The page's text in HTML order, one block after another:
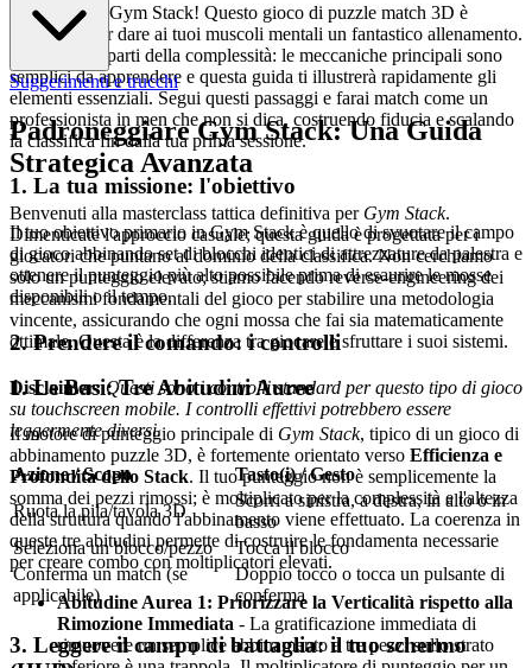
Benvenuto a Gym Stack! Questo gioco di puzzle match 3D è
progettato per dare ai tuoi muscoli mentali un fantastico allenamento.
Non preoccuparti della complessità: le meccaniche principali sono
semplici da apprendere e questa guida ti illustrerà rapidamente gli
elementi essenziali. Segui questi passaggi e farai match come un
professionista in men che non si dica, costruendo fiducia e scalando
la classifica fin dalla tua prima sessione.
1. La tua missione: l'obiettivo
Il tuo obiettivo primario in Gym Stack è quello di svuotare il campo
di gioco abbinando set di blocchi identici di attrezzature da palestra e
ottenere il punteggio più alto possibile prima di esaurire le mosse
disponibili o il tempo.
2. Prendere il comando: i controlli
Disclaimer: Questi sono i controlli standard per questo tipo di gioco
su touchscreen mobile. I controlli effettivi potrebbero essere
leggermente diversi.
Azione / Scopo
Tasto(i) / Gesto
Ruota la pila/tavola 3D
Scorri a sinistra, a destra, in alto o in
basso
Seleziona un blocco/pezzo
Tocca il blocco
Conferma un match (se
applicabile)
Doppio tocco o tocca un pulsante di
conferma
3. Leggere il campo di battaglia: il tuo schermo
Suggerimenti e trucchi
Padroneggiare Gym Stack: Una Guida
Strategica Avanzata
Benvenuti alla masterclass tattica definitiva per Gym Stack.
Dimenticate l'approccio casuale; questa guida è progettata per i
giocatori che puntano al dominio della classifica. Non cerchiamo
solo un punteggio elevato; stiamo facendo reverse-engineering dei
meccanismi fondamentali del gioco per stabilire una metodologia
vincente, assicurando che ogni mossa che fai sia matematicamente
ottimale. Questa è la differenza tra giocare e sfruttare i suoi sistemi.
1. Le Basi: Tre Abitudini Auree
Il motore di punteggio principale di Gym Stack, tipico di un gioco di
abbinamento puzzle 3D, è fortemente orientato verso Efficienza e
Profondità dello Stack. Il tuo punteggio non è semplicemente la
somma dei pezzi rimossi; è moltiplicato per la complessità e l'altezza
della struttura quando l'abbinamento viene effettuato. La coerenza in
queste tre abitudini permette di costruire le fondamenta necessarie
per creare combo con moltiplicatori elevati.
Abitudine Aurea 1: Priorizzare la Verticalità rispetto alla
Rimozione Immediata - La gratificazione immediata di
rimuovere un semplice abbinamento a tre pezzi sullo strato